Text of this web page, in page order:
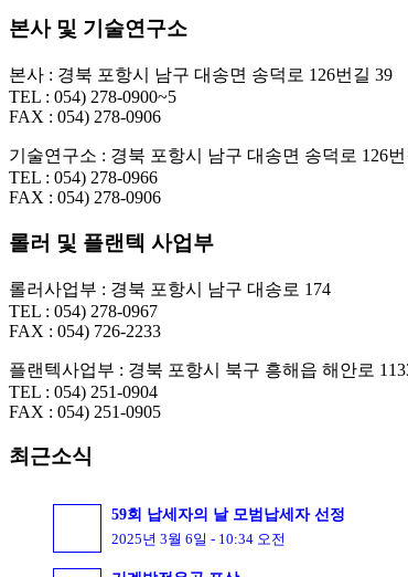
본사 및 기술연구소
본사 : 경북 포항시 남구 대송면 송덕로 126번길 39
TEL : 054) 278-0900~5
FAX : 054) 278-0906
기술연구소 : 경북 포항시 남구 대송면 송덕로 126번
TEL : 054) 278-0966
FAX : 054) 278-0906
롤러 및 플랜텍 사업부
롤러사업부 : 경북 포항시 남구 대송로 174
TEL : 054) 278-0967
FAX : 054) 726-2233
플랜텍사업부 : 경북 포항시 북구 흥해읍 해안로
TEL : 054) 251-0904
FAX : 054) 251-0905
최근소식
59회 납세자의 날 모범납세자 선정
2025년 3월 6일 - 10:34 오전